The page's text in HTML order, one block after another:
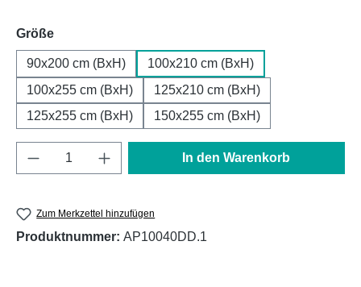
Größeauswählen
90x200 cm (BxH)
100x210 cm (BxH)
100x255 cm (BxH)
125x210 cm (BxH)
125x255 cm (BxH)
150x255 cm (BxH)
Produkt Anzahl: Gib den gewünschten
In den Warenkorb
Zum Merkzettel hinzufügen
Produktnummer: AP10040DD.1